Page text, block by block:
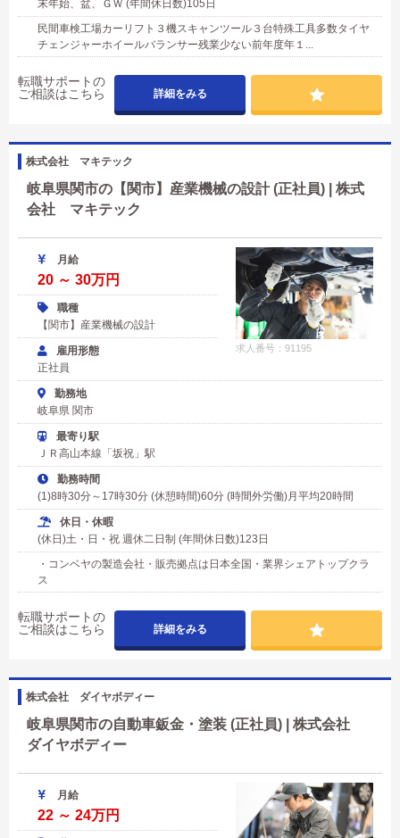
末年始、盆、ＧＷ (年間休日数)105日
民間車検工場カーリフト３機スキャンツール３台特殊工具多数タイヤ
チェンジャーホイールバランサー残業少ない前年度年１...
転職サポートの
ご相談はこちら
詳細をみる
株式会社 マキテック
岐阜県関市の【関市】産業機械の設計 (正社員) | 株式
会社 マキテック
求人番号：91195
月給
20 ～ 30万円
職種
【関市】産業機械の設計
雇用形態
正社員
勤務地
岐阜県 関市
最寄り駅
ＪＲ高山本線「坂祝」駅
勤務時間
(1)8時30分～17時30分 (休憩時間)60分 (時間外労働)月平均20時間
休日・休暇
(休日)土・日・祝 週休二日制 (年間休日数)123日
・コンベヤの製造会社・販売拠点は日本全国・業界シェアトップクラ
ス
転職サポートの
ご相談はこちら
詳細をみる
株式会社 ダイヤボディー
岐阜県関市の自動車鈑金・塗装 (正社員) | 株式会社
ダイヤボディー
月給
22 ～ 24万円